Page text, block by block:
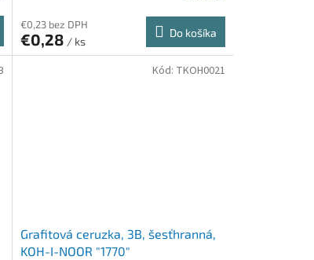
€0,23 bez DPH
€0,28 / ks
Do košíka
Grafitová ceruzka, 3B, šesťhranná,
KOH-I-NOOR "1770"
Kód: TKOH0021